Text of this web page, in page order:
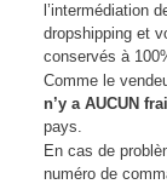
l’intermédiation
dropshipping et
conservés à
Comme le
n’y a AUCUN
pays.
En cas de
numéro de